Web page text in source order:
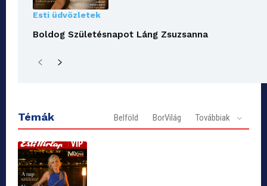
Esti üdvözletek
Boldog Születésnapot Láng Zsuzsanna
Témák Belföld BorVilág Továbbiak